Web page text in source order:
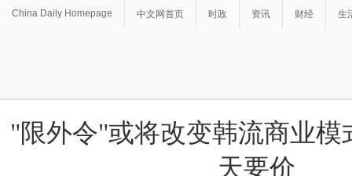
China Daily Homepage 中文网首页 时政 资讯 财经 生
"限外令"或将改变韩流商业模
天要价